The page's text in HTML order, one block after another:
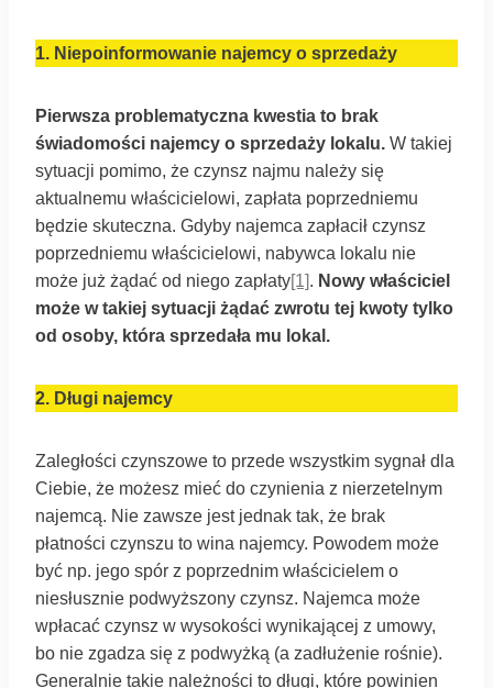
1. Niepoinformowanie najemcy o sprzedaży
Pierwsza problematyczna kwestia to brak
świadomości najemcy o sprzedaży lokalu. W takiej
sytuacji pomimo, że czynsz najmu należy się
aktualnemu właścicielowi, zapłata poprzedniemu
będzie skuteczna. Gdyby najemca zapłacił czynsz
poprzedniemu właścicielowi, nabywca lokalu nie
może już żądać od niego zapłaty[1]. Nowy właściciel
może w takiej sytuacji żądać zwrotu tej kwoty tylko
od osoby, która sprzedała mu lokal.
2. Długi najemcy
Zaległości czynszowe to przede wszystkim sygnał dla
Ciebie, że możesz mieć do czynienia z nierzetelnym
najemcą. Nie zawsze jest jednak tak, że brak
płatności czynszu to wina najemcy. Powodem może
być np. jego spór z poprzednim właścicielem o
niesłusznie podwyższony czynsz. Najemca może
wpłacać czynsz w wysokości wynikającej z umowy,
bo nie zgadza się z podwyżką (a zadłużenie rośnie).
Generalnie takie należności to długi, które powinien